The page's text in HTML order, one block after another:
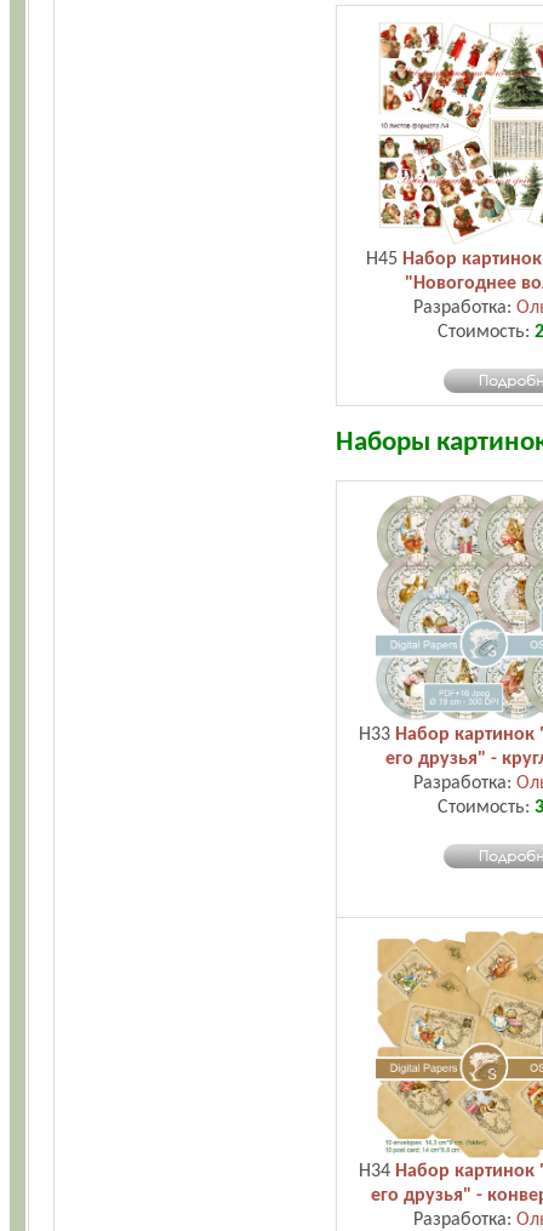
H45 Набор
"Новогоднее
Разработка:
Стоимость:
Наборы
H33 Набор
его друзья" -
Разработка:
Стоимость:
H34 Набор
его друзья" -
Разработка: